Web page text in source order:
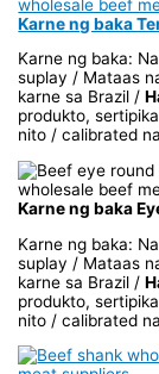
Karne ng baka
Karne ng baka:
suplay / Mataas
karne sa Brazil /
produkto,
nito / calibrated
Karne ng baka
Karne ng baka:
suplay / Mataas
karne sa Brazil /
produkto,
nito / calibrated